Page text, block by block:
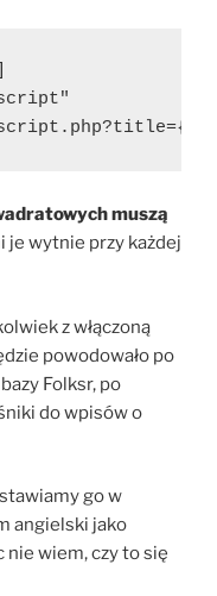
muszą
je wytnie przy każdej
z włączoną
powodowało po
Folksr, po
do wpisów o
go w
angielski jako
wiem, czy to się